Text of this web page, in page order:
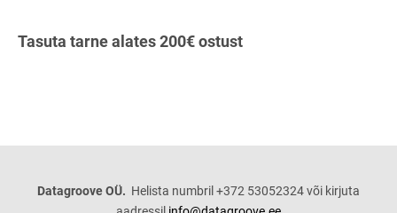
Tasuta tarne alates 200€ ostust
Datagroove OÜ. Helista numbril +372 53052324 või kirjuta